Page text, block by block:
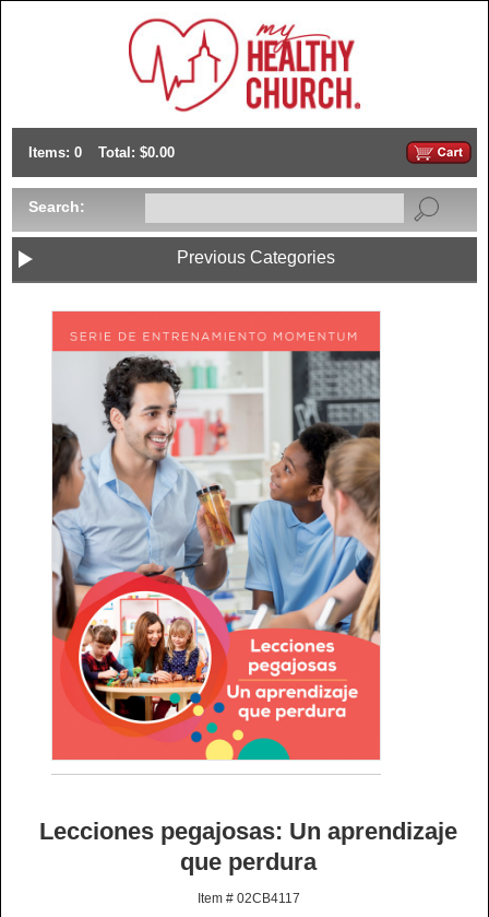
Items: 0 Total: $0.00
Search:
Previous Categories
Lecciones pegajosas: Un aprendizaje
que perdura
Item # 02CB4117